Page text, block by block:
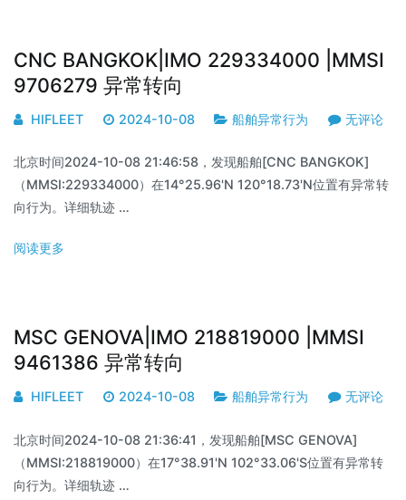
CNC BANGKOK|IMO 229334000 |MMSI
9706279 异常转向
HIFLEET 2024-10-08 船舶异常行为 无评论
北京时间2024-10-08 21:46:58，发现船舶[CNC BANGKOK]
（MMSI:229334000）在14°25.96'N 120°18.73'N位置有异常转
向行为。详细轨迹 …
阅读更多
MSC GENOVA|IMO 218819000 |MMSI
9461386 异常转向
HIFLEET 2024-10-08 船舶异常行为 无评论
北京时间2024-10-08 21:36:41，发现船舶[MSC GENOVA]
（MMSI:218819000）在17°38.91'N 102°33.06'S位置有异常转
向行为。详细轨迹 …